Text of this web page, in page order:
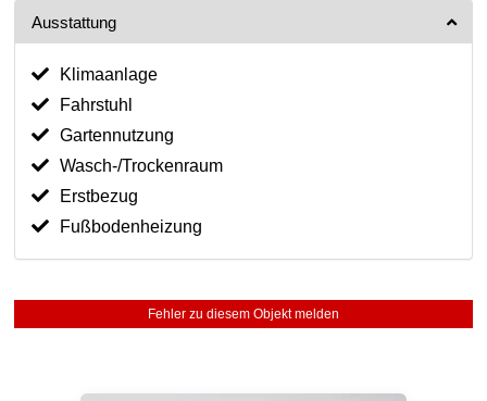
Ausstattung
Klimaanlage
Fahrstuhl
Gartennutzung
Wasch-/Trockenraum
Erstbezug
Fußbodenheizung
Fehler zu diesem Objekt melden